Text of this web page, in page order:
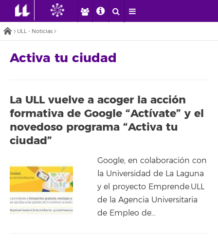
ULL - Noticias
Activa tu ciudad
La ULL vuelve a acoger la acción
formativa de Google “Actívate” y el
novedoso programa “Activa tu
ciudad”
Google, en colaboración con
la Universidad de La Laguna
y el proyecto Emprende.ULL
de la Agencia Universitaria
de Empleo de…